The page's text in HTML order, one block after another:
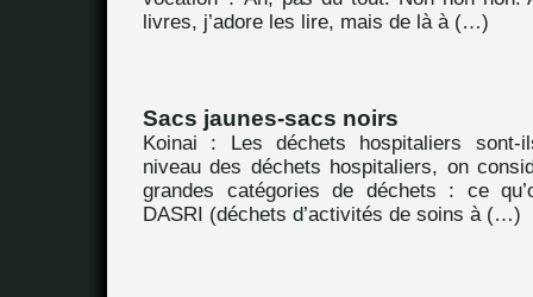
livres, j’adore les lire, mais de là à (…)
Sacs jaunes-sacs noirs
Koinai : Les déchets hospitaliers
niveau des déchets hospitaliers, on
grandes catégories de déchets : ce
DASRI (déchets d’activités de soins à (…)